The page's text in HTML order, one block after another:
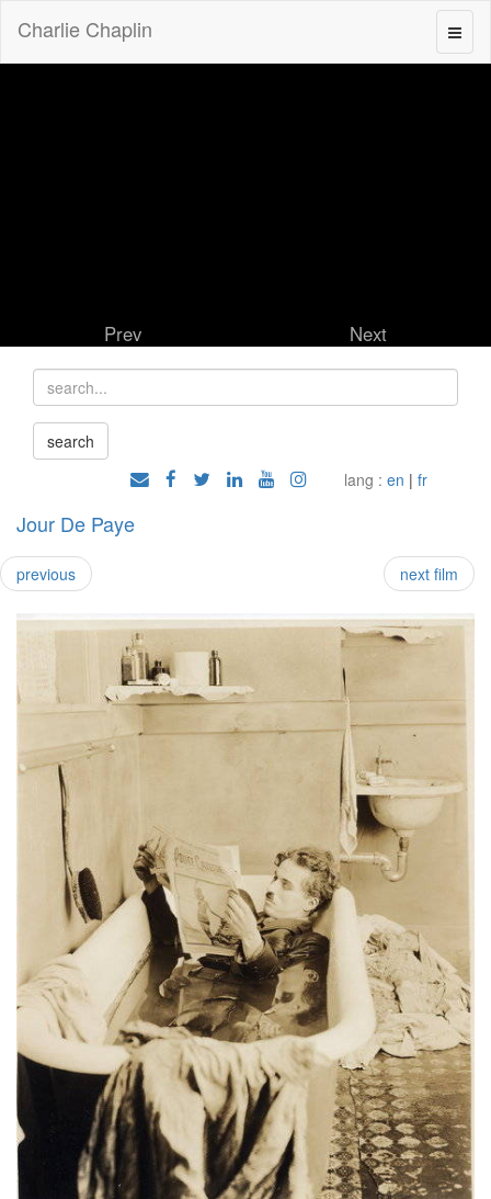
Charlie Chaplin
Prev Next
lang : en | fr
Jour De Paye
previous next film